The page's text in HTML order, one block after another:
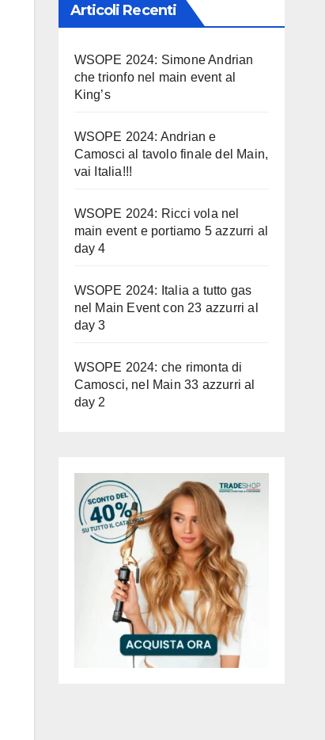
Articoli Recenti
WSOPE 2024: Simone Andrian
che trionfo nel main event al
King’s
WSOPE 2024: Andrian e
Camosci al tavolo finale del Main,
vai Italia!!!
WSOPE 2024: Ricci vola nel
main event e portiamo 5 azzurri al
day 4
WSOPE 2024: Italia a tutto gas
nel Main Event con 23 azzurri al
day 3
WSOPE 2024: che rimonta di
Camosci, nel Main 33 azzurri al
day 2